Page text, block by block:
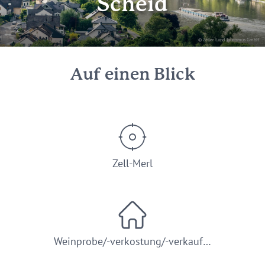
© Zeller Land Tourismus GmbH
Scheid
Auf einen Blick
Zell-Merl
Weinprobe/-verkostung/-verkauf…